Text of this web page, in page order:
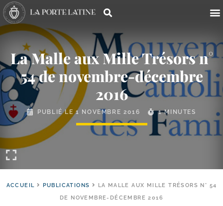
La Malle aux Mille Trésors n°
54 de novembre-​décembre
2016
PUBLIÉ LE1 NOVEMBRE 2016 1 MINUTES
ACCUEIL PUBLICATIONS
LA MALLE AUX MILLE TRÉSORS N° 54
DE NOVEMBRE-DÉCEMBRE 2016